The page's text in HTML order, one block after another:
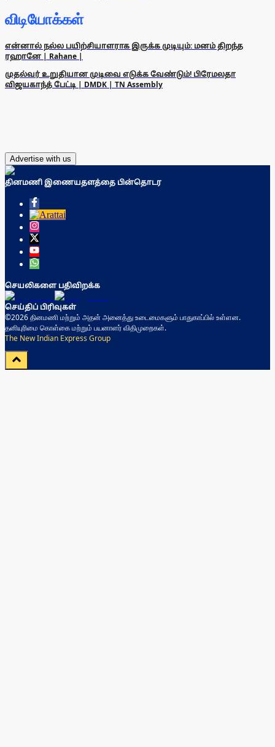
விடியோக்கள்
என்னால் நல்ல பயிற்சியாளராக இருக்க முடியும்: மனம் திறந்த
ரஹானே | Rahane |
முதல்வர் உறுதியான முடிவை எடுக்க வேண்டும்! பிரேமலதா
விஜயகாந்த் பேட்டி | DMDK | TN Assembly
Advertise with us
தினமணி இணையதளத்தை பின்தொடர
செயலிகளை பதிவிறக்க
செய்திப் பிரிவுகள்
©2026 தினமணி மற்றும் அதன் அனைத்து உடைமைகளும் பாதுகாப்பில் உள்ளன.
தனியுரிமை கொள்கை மற்றும் பயனாளர் விதிமுறைகள்.
The New Indian Express Group